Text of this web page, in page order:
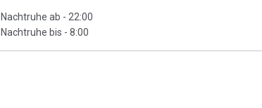
Nachtruhe ab - 22:00
Nachtruhe bis - 8:00